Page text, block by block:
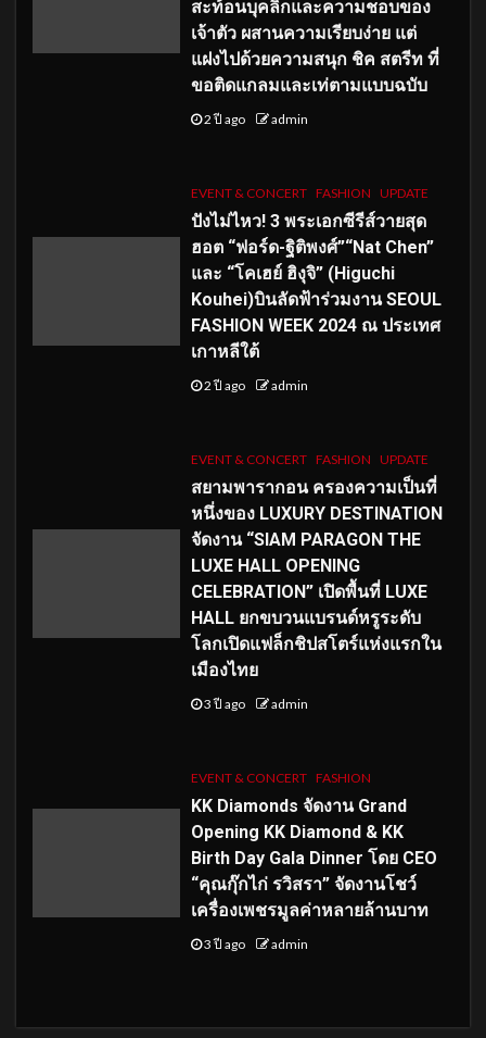
สะท้อนบุคลิกและความชอบของ
เจ้าตัว ผสานความเรียบง่าย แต่
แฝงไปด้วยความสนุก ชิค สตรีท ที่
ขอติดแกลมและเท่ตามแบบฉบับ
2 ปี ago admin
EVENT & CONCERT FASHION UPDATE
ปังไม่ไหว! 3 พระเอกซีรีส์วายสุด
ฮอต “ฟอร์ด-ฐิติพงศ์”“Nat Chen”
และ “โคเฮย์ ฮิงุจิ” (Higuchi
Kouhei)บินลัดฟ้าร่วมงาน SEOUL
FASHION WEEK 2024 ณ ประเทศ
เกาหลีใต้
2 ปี ago admin
EVENT & CONCERT FASHION UPDATE
สยามพารากอน ครองความเป็นที่
หนึ่งของ LUXURY DESTINATION
จัดงาน “SIAM PARAGON THE
LUXE HALL OPENING
CELEBRATION” เปิดพื้นที่ LUXE
HALL ยกขบวนแบรนด์หรูระดับ
โลกเปิดแฟล็กชิปสโตร์แห่งแรกใน
เมืองไทย
3 ปี ago admin
EVENT & CONCERT FASHION
KK Diamonds จัดงาน Grand
Opening KK Diamond & KK
Birth Day Gala Dinner โดย CEO
“คุณกุ๊กไก่ รวิสรา” จัดงานโชว์
เครื่องเพชรมูลค่าหลายล้านบาท
3 ปี ago admin